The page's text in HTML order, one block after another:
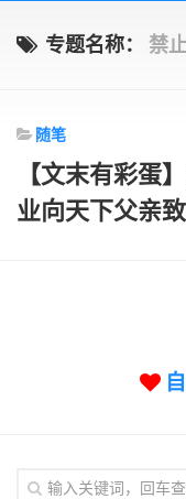
互动
读者
专题名称： 禁
随笔
【文末有彩蛋
业向天下父亲